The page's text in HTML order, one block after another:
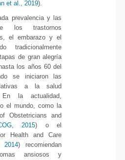
et al., 2019).
prevalencia y las
los trastornos
el embarazo y el
tradicionalmente
de gran alegría
los años 60 del
se iniciaron las
a la salud
la actualidad,
el mundo, como la
Obstetricians and
2015) o el
Health and Care
2014) recomiendan
ansiosos y